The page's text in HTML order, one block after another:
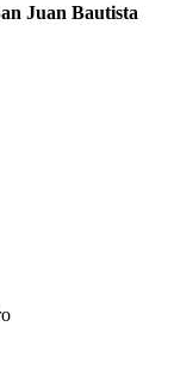
Juan Bautista